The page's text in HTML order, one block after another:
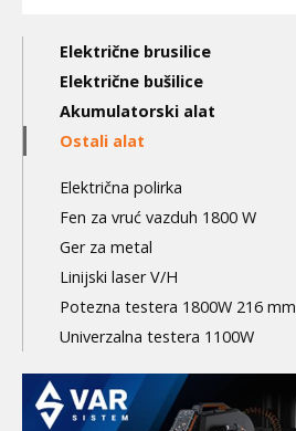
Main
navigation
3nd
level
Električne brusilice
Električne bušilice
Akumulatorski alat
Ostali alat
Električna polirka
Fen za vruć vazduh 1800 W
Ger za metal
Linijski laser V/H
Potezna testera 1800W 216 mm
Univerzalna testera 1100W